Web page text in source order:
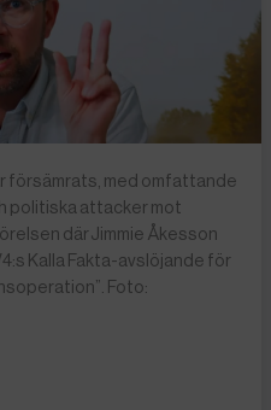
försämrats, med omfattande
politiska attacker mot
där Jimmie Åkesson
Kalla Fakta-avslöjande för
Foto: